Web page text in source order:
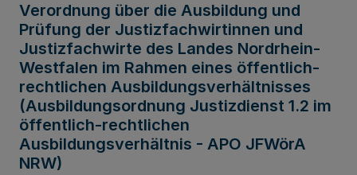
Verordnung über die Ausbildung und
Prüfung der Justizfachwirtinnen und
Justizfachwirte des Landes Nordrhein-
Westfalen im Rahmen eines öffentlich-
rechtlichen Ausbildungsverhältnisses
(Ausbildungsordnung Justizdienst 1.2 im
öffentlich-rechtlichen
Ausbildungsverhältnis - APO JFWörA
NRW)